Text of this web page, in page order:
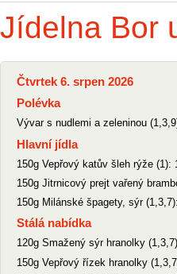
Jídelna Bor
Čtvrtek 6. srpen 2026
Polévka
Vývar s nudlemi a zeleninou
Hlavní jídla
150g Vepřový katův šleh rýže (1):
150g Jitrnicový prejt vařený
150g Milánské špagety, sýr
Stálá nabídka
120g Smažený sýr hranolky
150g Vepřový řízek hranolky